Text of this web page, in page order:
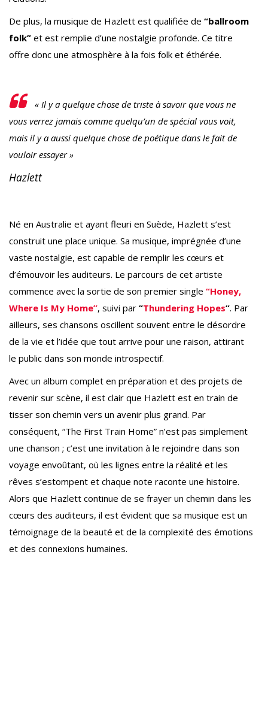
De plus, la musique de Hazlett est qualifiée de “ballroom
folk” et est remplie d’une nostalgie profonde. Ce titre
offre donc une atmosphère à la fois folk et éthérée.
« Il y a quelque chose de triste à savoir que vous ne
vous verrez jamais comme quelqu’un de spécial vous voit,
mais il y a aussi quelque chose de poétique dans le fait de
vouloir essayer »
Hazlett
Né en Australie et ayant fleuri en Suède, Hazlett s’est
construit une place unique. Sa musique, imprégnée d’une
vaste nostalgie, est capable de remplir les cœurs et
d’émouvoir les auditeurs. Le parcours de cet artiste
commence avec la sortie de son premier single “Honey,
Where Is My Home”, suivi par “Thundering Hopes“. Par
ailleurs, ses chansons oscillent souvent entre le désordre
de la vie et l’idée que tout arrive pour une raison, attirant
le public dans son monde introspectif.
Avec un album complet en préparation et des projets de
revenir sur scène, il est clair que Hazlett est en train de
tisser son chemin vers un avenir plus grand. Par
conséquent, “The First Train Home” n’est pas simplement
une chanson ; c’est une invitation à le rejoindre dans son
voyage envoûtant, où les lignes entre la réalité et les
rêves s’estompent et chaque note raconte une histoire.
Alors que Hazlett continue de se frayer un chemin dans les
cœurs des auditeurs, il est évident que sa musique est un
témoignage de la beauté et de la complexité des émotions
et des connexions humaines.